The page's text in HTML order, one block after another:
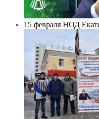
15 февраля НОД